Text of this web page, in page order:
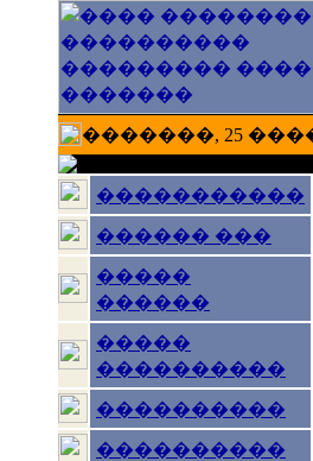
�������, 25
�����������
������ ���
�����
������
�����
����������
����������
����������